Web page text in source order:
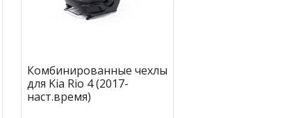
Комбинированные чехлы
для Kia Rio 4 (2017-
наст.время)